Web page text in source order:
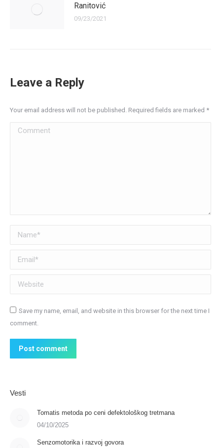
Ranitović
09/23/2021
Leave a Reply
Your email address will not be published. Required fields are marked *
Comment
Name *
Email *
Website
Save my name, email, and website in this browser for the next time I
comment.
Post comment
Vesti
Tomatis metoda po ceni defektološkog tretmana
04/10/2025
Senzomotorika i razvoj govora